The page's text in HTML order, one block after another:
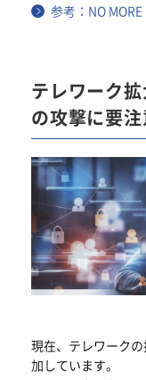
参考：NO MORE
テレワーク
の攻撃に要注
現在、テレワーク
加しています。